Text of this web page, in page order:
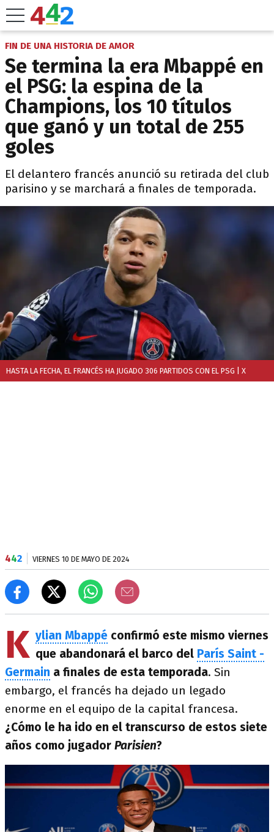
FIN DE UNA HISTORIA DE AMOR
Se termina la era Mbappé en
el PSG: la espina de la
Champions, los 10 títulos
que ganó y un total de 255
goles
El delantero francés anunció su retirada del club
parisino y se marchará a finales de temporada.
HASTA LA FECHA, EL FRANCÉS HA JUGADO 306 PARTIDOS CON EL PSG | X
442 VIERNES 10 DE MAYO DE 2024
K ylian Mbappé confirmó este mismo viernes
que abandonará el barco del París Saint -
Germain a finales de esta temporada. Sin
embargo, el francés ha dejado un legado
enorme en el equipo de la capital francesa.
¿Cómo le ha ido en el transcurso de estos siete
años como jugador Parisien?